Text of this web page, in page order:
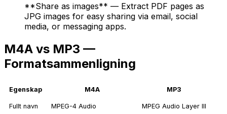
**Share as images** — Extract PDF pages as
JPG images for easy sharing via email, social
media, or messaging apps.
M4A vs MP3 —
Formatsammenligning
Egenskap M4A MP3
Fullt navn MPEG-4 Audio MPEG Audio Layer III